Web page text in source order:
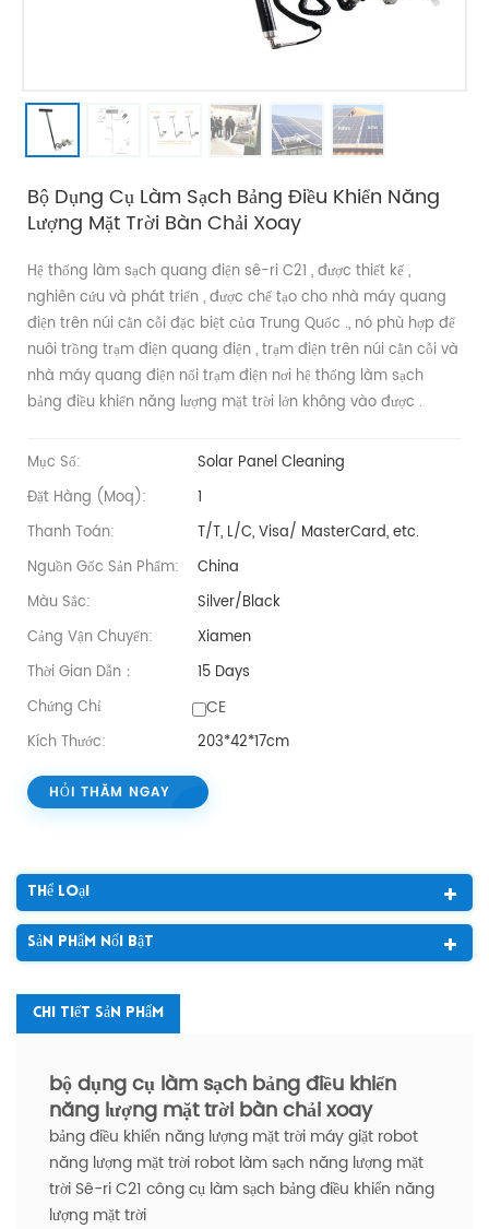
Bộ Dụng Cụ Làm Sạch Bảng Điều Khiển Năng
Lượng Mặt Trời Bàn Chải Xoay
Hệ thống làm sạch quang điện sê-ri C21 , được thiết kế ,
nghiên cứu và phát triển , được chế tạo cho nhà máy quang
điện trên núi cằn cỗi đặc biệt của Trung Quốc ., nó phù hợp để
nuôi trồng trạm điện quang điện , trạm điện trên núi cằn cỗi và
nhà máy quang điện nổi trạm điện nơi hệ thống làm sạch
bảng điều khiển năng lượng mặt trời lớn không vào được .
Mục Số:
Solar Panel Cleaning
Đặt Hàng (moq):
1
Thanh Toán:
T/T, L/C, Visa/ MasterCard, etc.
Nguồn Gốc Sản Phẩm:
China
Màu Sắc:
Silver/Black
Cảng Vận Chuyển:
Xiamen
Thời Gian Dẫn：
15 Days
Chứng Chỉ
CE
Kích Thước: 203*42*17cm
HỎI THĂM NGAY
Thể Loại
Sản Phẩm Nổi Bật
Chi Tiết Sản Phẩm
bộ dụng cụ làm sạch bảng điều khiển
năng lượng mặt trời bàn chải xoay
bảng điều khiển năng lượng mặt trời máy giặt robot
năng lượng mặt trời robot làm sạch năng lượng mặt
trời Sê-ri C21 công cụ làm sạch bảng điều khiển năng
lượng mặt trời